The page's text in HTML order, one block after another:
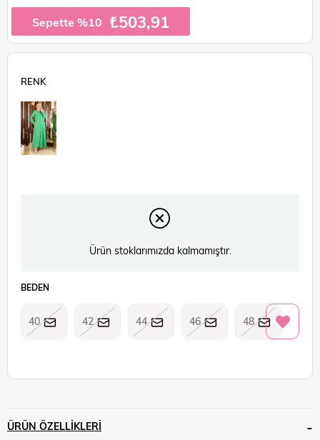
Sepette %10 ₺503,91
Ürün stoklarımızda kalmamıştır.
BEDEN
40 42 44 46 48
ÜRÜN ÖZELLIKLERI